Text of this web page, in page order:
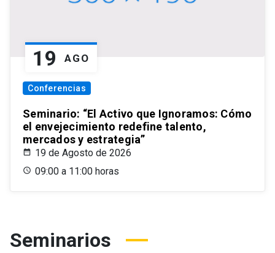
19 AGO
Conferencias
Seminario: “El Activo que Ignoramos: Cómo
el envejecimiento redefine talento,
mercados y estrategia”
19 de Agosto de 2026
09:00 a 11:00 horas
Seminarios